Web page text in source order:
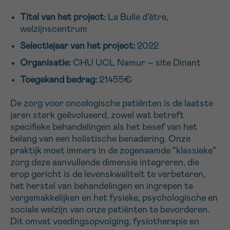
Titel van het project: La Bulle d’être,
welzijnscentrum
Selectiejaar van het project: 2022
Organisatie: CHU UCL Namur – site Dinant
Toegekend bedrag: 21455€
De zorg voor oncologische patiënten is de laatste
jaren sterk geëvolueerd, zowel wat betreft
specifieke behandelingen als het besef van het
belang van een holistische benadering. Onze
praktijk moet immers in de zogenaamde “klassieke”
zorg deze aanvullende dimensie integreren, die
erop gericht is de levenskwaliteit te verbeteren,
het herstel van behandelingen en ingrepen te
vergemakkelijken en het fysieke, psychologische en
sociale welzijn van onze patiënten te bevorderen.
Dit omvat voedingsopvolging, fysiotherapie en
EMAIL
MIJN VRAAG
Ja, stuur mij de nieuwsbrief
Ik aanvaard de gebruiksvoorwaarden
*VERPLICHT VELD
16h-18h
Verder